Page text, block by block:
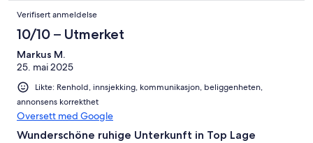
Verifisert anmeldelse
10/10 – Utmerket
Markus M.
25. mai 2025
Likte: Renhold, innsjekking, kommunikasjon, beliggenheten,
annonsens korrekthet
Oversett med Google
Wunderschöne ruhige Unterkunft in Top Lage